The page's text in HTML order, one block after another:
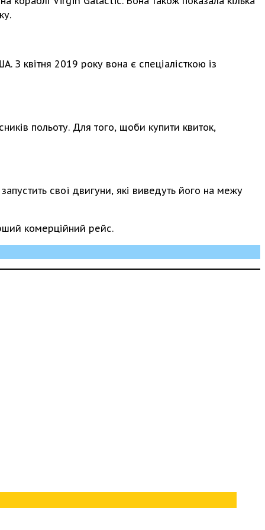
квітня 2019 року вона є спеціалісткою із
польоту. Для того, щоби купити квиток,
свої двигуни, які виведуть його на межу
комерційний рейс.